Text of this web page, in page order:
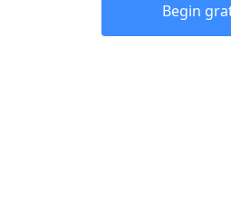
Begin